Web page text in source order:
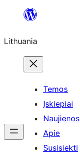
turinio
Lithuania
Temos
Įskiepiai
Naujienos
Apie
Susisiekti